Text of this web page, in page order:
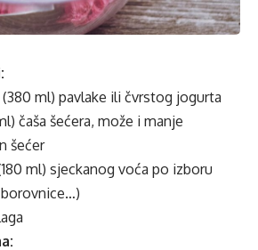
(380 ml) pavlake ili čvrstog jogurta
čaša šećera, može i manje
šećer
ml) sjeckanog voća po izboru